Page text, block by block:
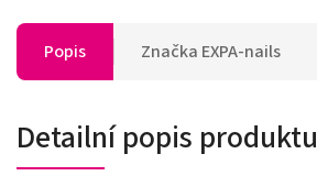
Popis Značka EXPA-nails
Detailní popis produktu